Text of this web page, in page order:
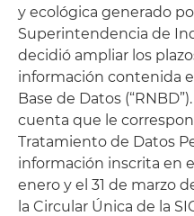
y ecológica generado
Superintendencia de
decidió ampliar los
información contenida
Base de Datos
cuenta que le
Tratamiento de Datos
información inscrita en
enero y el 31 de marzo
la Circular Única de la